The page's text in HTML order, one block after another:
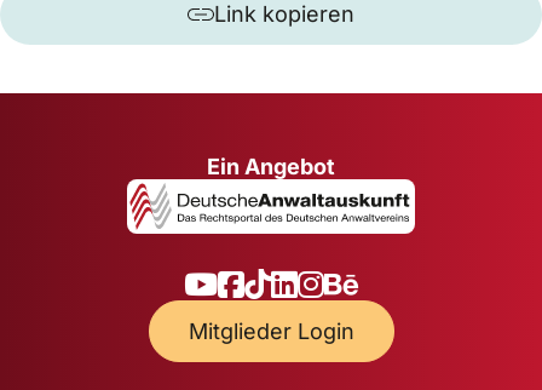
Link kopieren
Ein Angebot
Mitglieder Login